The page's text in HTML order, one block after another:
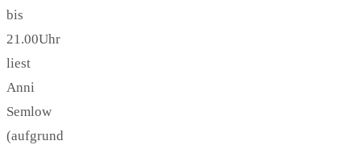
bis
21.00Uhr
liest
Anni
Semlow
(aufgrund